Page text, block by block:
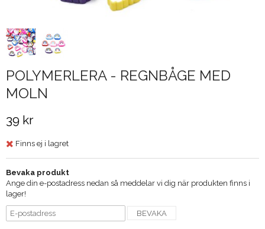
POLYMERLERA - REGNBÅGE MED
MOLN
39 kr
Finns ej i lagret
Bevaka produkt
Ange din e-postadress nedan så meddelar vi dig när produkten finns i
lager!
BEVAKA